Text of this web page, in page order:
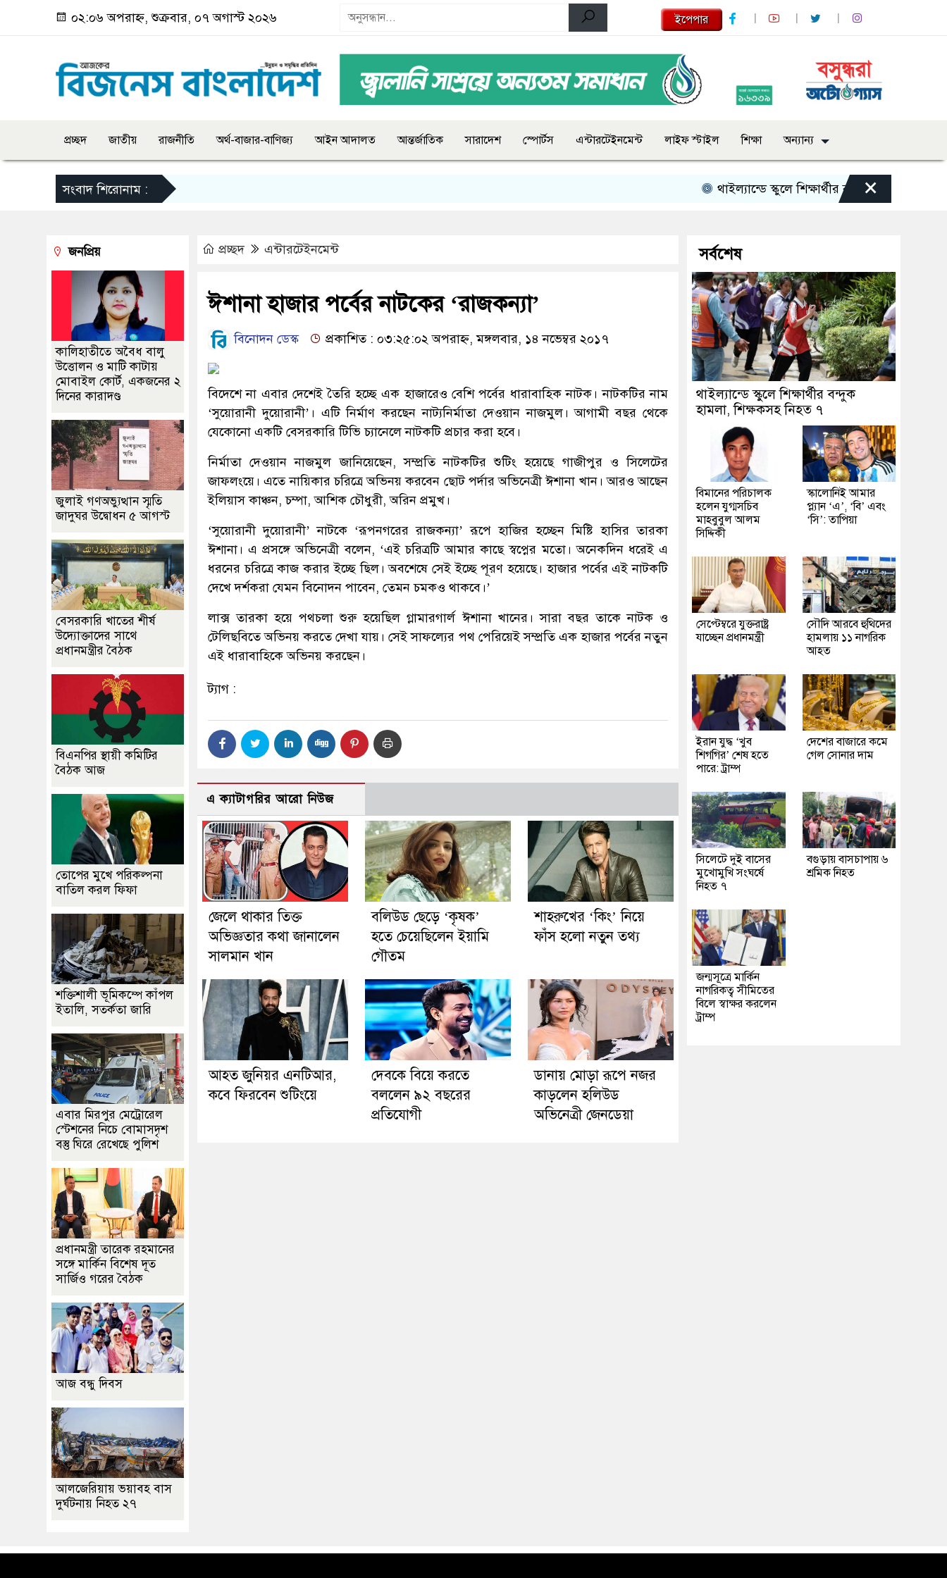
০২:০৬ অপরাহ্ন, শুক্রবার, ০৭ অগাস্ট ২০২৬ ইপেপার
প্রচ্ছদ জাতীয় রাজনীতি অর্থ-বাজার-বাণিজ্য আইন আদালত আন্তর্জাতিক সারাদেশ স্পোর্টস এন্টারটেইনমেন্ট লাইফ স্টাইল শিক্ষা অন্যান্য
সংবাদ শিরোনাম : থাইল্যান্ডে স্কুলে শিক্ষার্থীর বন্দুক হামলা, শিক্ষকসহ
×
প্রচ্ছদ এন্টারটেইনমেন্ট
ঈশানা হাজার পর্বের নাটকের ‘রাজকন্যা’
বিনোদন ডেস্ক প্রকাশিত : ০৩:২৫:০২ অপরাহ্ন, মঙ্গলবার, ১৪ নভেম্বর ২০১৭
বিদেশে না এবার দেশেই তৈরি হচ্ছে এক হাজারেও বেশি পর্বের ধারাবাহিক নাটক। নাটকটির নাম
‘সুয়োরানী দুয়োরানী’। এটি নির্মাণ করছেন নাট্যনির্মাতা দেওয়ান নাজমুল। আগামী বছর থেকে
যেকোনো একটি বেসরকারি টিভি চ্যানেলে নাটকটি প্রচার করা হবে।
নির্মাতা দেওয়ান নাজমুল জানিয়েছেন, সম্প্রতি নাটকটির শুটিং হয়েছে গাজীপুর ও সিলেটের
জাফলংয়ে। এতে নায়িকার চরিত্রে অভিনয় করবেন ছোট পর্দার অভিনেত্রী ঈশানা খান। আরও আছেন
ইলিয়াস কাঞ্চন, চম্পা, আশিক চৌধুরী, অরিন প্রমুখ।
‘সুয়োরানী দুয়োরানী’ নাটকে ‘রূপনগরের রাজকন্যা’ রূপে হাজির হচ্ছেন মিষ্টি হাসির তারকা
ঈশানা। এ প্রসঙ্গে অভিনেত্রী বলেন, ‘এই চরিত্রটি আমার কাছে স্বপ্নের মতো। অনেকদিন ধরেই এ
ধরনের চরিত্রে কাজ করার ইচ্ছে ছিল। অবশেষে সেই ইচ্ছে পূরণ হয়েছে। হাজার পর্বের এই নাটকটি
দেখে দর্শকরা যেমন বিনোদন পাবেন, তেমন চমকও থাকবে।’
লাক্স তারকা হয়ে পথচলা শুরু হয়েছিল গ্লামারগার্ল ঈশানা খানের। সারা বছর তাকে নাটক ও
টেলিছবিতে অভিনয় করতে দেখা যায়। সেই সাফল্যের পথ পেরিয়েই সম্প্রতি এক হাজার পর্বের নতুন
এই ধারাবাহিকে অভিনয় করছেন।
ট্যাগ :
এ ক্যাটাগরির আরো নিউজ
জেলে থাকার তিক্ত
অভিজ্ঞতার কথা জানালেন
সালমান খান
বলিউড ছেড়ে ‘কৃষক’
হতে চেয়েছিলেন ইয়ামি
গৌতম
শাহরুখের ‘কিং’ নিয়ে
ফাঁস হলো নতুন তথ্য
আহত জুনিয়র এনটিআর,
কবে ফিরবেন শুটিংয়ে
দেবকে বিয়ে করতে
বললেন ৯২ বছরের
প্রতিযোগী
ডানায় মোড়া রূপে নজর
কাড়লেন হলিউড
অভিনেত্রী জেনডেয়া
জনপ্রিয়
কালিহাতীতে অবৈধ বালু
উত্তোলন ও মাটি কাটায়
মোবাইল কোর্ট, একজনের ২
দিনের কারাদণ্ড
জুলাই গণঅভ্যুত্থান স্মৃতি
জাদুঘর উদ্বোধন ৫ আগস্ট
বেসরকারি খাতের শীর্ষ
উদ্যোক্তাদের সাথে
প্রধানমন্ত্রীর বৈঠক
বিএনপির স্থায়ী কমিটির
বৈঠক আজ
তোপের মুখে পরিকল্পনা
বাতিল করল ফিফা
শক্তিশালী ভূমিকম্পে কাঁপল
ইতালি, সতর্কতা জারি
এবার মিরপুর মেট্রোরেল
স্টেশনের নিচে বোমাসদৃশ
বস্তু ঘিরে রেখেছে পুলিশ
প্রধানমন্ত্রী তারেক রহমানের
সঙ্গে মার্কিন বিশেষ দূত
সার্জিও গরের বৈঠক
আজ বন্ধু দিবস
আলজেরিয়ায় ভয়াবহ বাস
দুর্ঘটনায় নিহত ২৭
সর্বশেষ
থাইল্যান্ডে স্কুলে শিক্ষার্থীর বন্দুক
হামলা, শিক্ষকসহ নিহত ৭
বিমানের পরিচালক
হলেন যুগ্মসচিব
মাহবুবুল আলম
সিদ্দিকী
স্কালোনিই আমার
প্ল্যান ‘এ’, ‘বি’ এবং
‘সি’: তাপিয়া
সেপ্টেম্বরে যুক্তরাষ্ট্র
যাচ্ছেন প্রধানমন্ত্রী
সৌদি আরবে হুথিদের
হামলায় ১১ নাগরিক
আহত
ইরান যুদ্ধ ‘খুব
শিগগির’ শেষ হতে
পারে: ট্রাম্প
দেশের বাজারে কমে
গেল সোনার দাম
সিলেটে দুই বাসের
মুখোমুখি সংঘর্ষে
নিহত ৭
বগুড়ায় বাসচাপায় ৬
শ্রমিক নিহত
জন্মসূত্রে মার্কিন
নাগরিকত্ব সীমিতের
বিলে স্বাক্ষর করলেন
ট্রাম্প